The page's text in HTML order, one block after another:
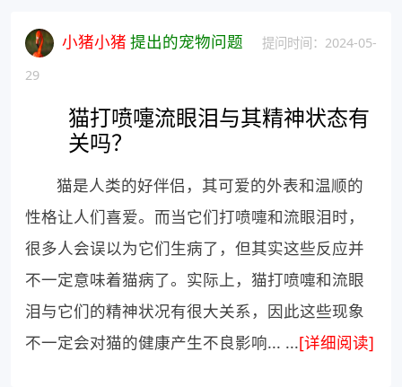
小猪小猪 提出的宠物问题
提问时间：2024-05-
29
猫打喷嚏流眼泪与其精神状态有
关吗？
猫是人类的好伴侣，其可爱的外表和温顺的
性格让人们喜爱。而当它们打喷嚏和流眼泪时，
很多人会误以为它们生病了，但其实这些反应并
不一定意味着猫病了。实际上，猫打喷嚏和流眼
泪与它们的精神状况有很大关系，因此这些现象
不一定会对猫的健康产生不良影响... ...[详细阅读]